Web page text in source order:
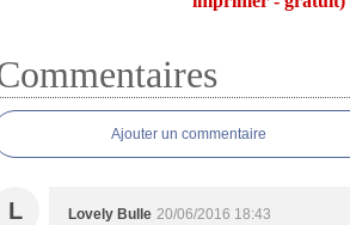
Ajouter un commentaire
L Lovely Bulle 20/06/2016 18:43